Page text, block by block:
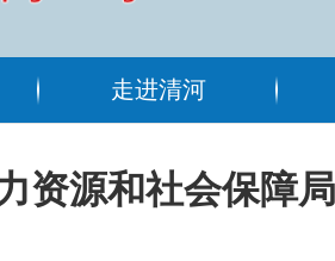
走进清河
资源和社会保障